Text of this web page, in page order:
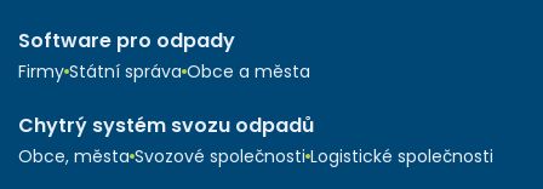
Software pro odpady
Firmy Státní správa Obce a města
Chytrý systém svozu odpadů
Obce, města Svozové společnosti Logistické společnosti